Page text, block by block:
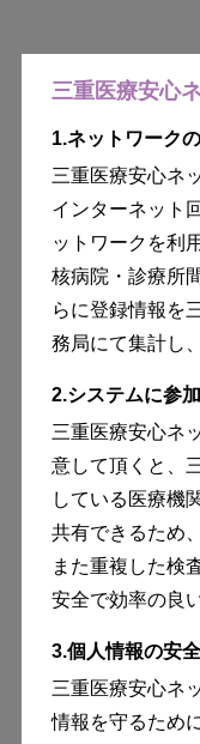
三重医療安心
1.ネットワーク
三重医療安心ネ
インターネット
ットワークを利
核病院・診療所
らに登録情報を
務局にて集計し
2.システムに参
三重医療安心ネ
意して頂くと、
している医療機
共有できるため
また重複した検
安全で効率の良
3.個人情報の安
三重医療安心ネ
情報を守るため